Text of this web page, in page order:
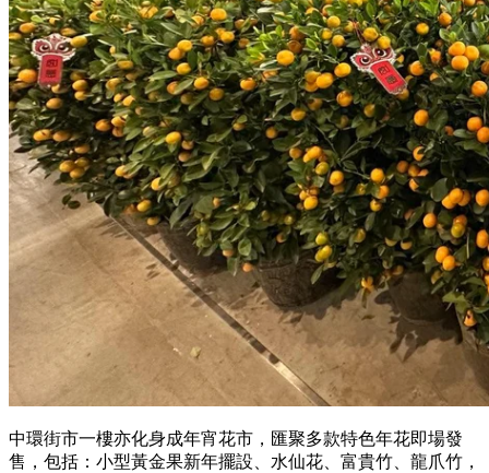
中環街市一樓亦化身成年宵花市，匯聚多款特色年花即場發
售，包括：小型黃金果新年擺設、水仙花、富貴竹、龍爪竹，